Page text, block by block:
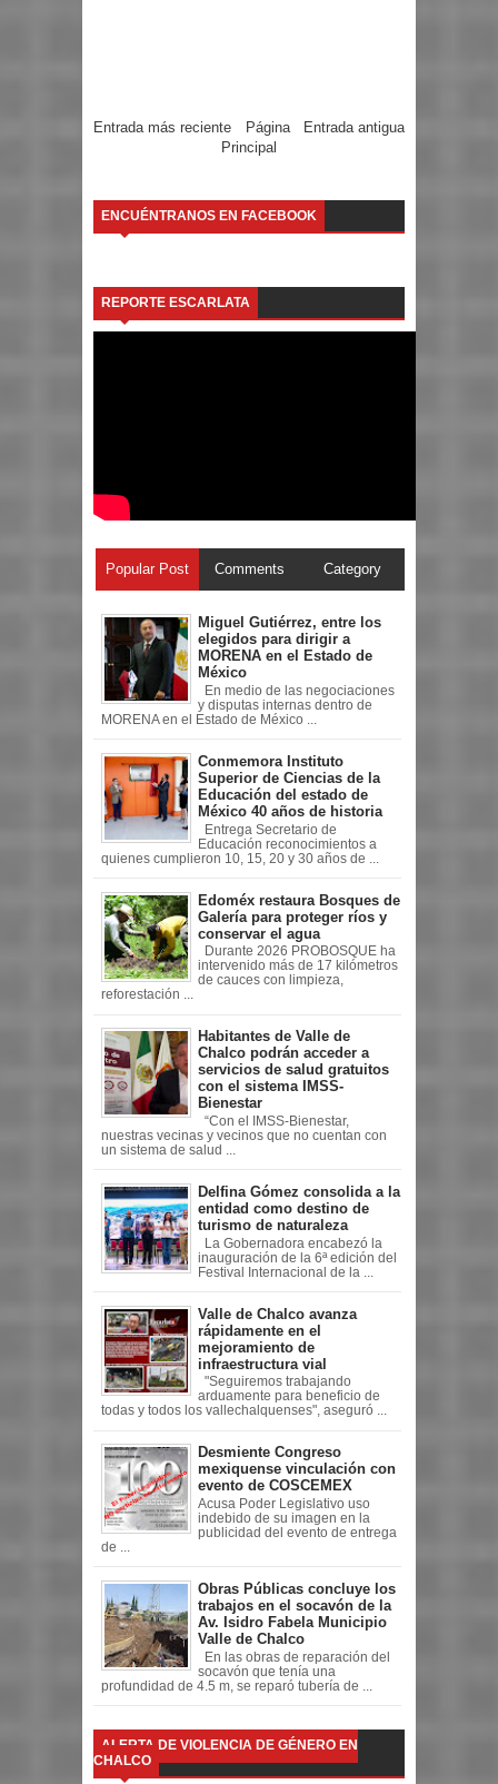
Entrada más reciente Entrada antigua
Página
Principal
ENCUÉNTRANOS EN FACEBOOK
REPORTE ESCARLATA
Popular Post Comments Category
Miguel Gutiérrez, entre los
elegidos para dirigir a
MORENA en el Estado de
México
En medio de las negociaciones
y disputas internas dentro de
MORENA en el Estado de México ...
Conmemora Instituto
Superior de Ciencias de la
Educación del estado de
México 40 años de historia
Entrega Secretario de
Educación reconocimientos a
quienes cumplieron 10, 15, 20 y 30 años de ...
Edoméx restaura Bosques de
Galería para proteger ríos y
conservar el agua
Durante 2026 PROBOSQUE ha
intervenido más de 17 kilómetros
de cauces con limpieza,
reforestación ...
Habitantes de Valle de
Chalco podrán acceder a
servicios de salud gratuitos
con el sistema IMSS-
Bienestar
“Con el IMSS-Bienestar,
nuestras vecinas y vecinos que no cuentan con
un sistema de salud ...
Delfina Gómez consolida a la
entidad como destino de
turismo de naturaleza
La Gobernadora encabezó la
inauguración de la 6ª edición del
Festival Internacional de la ...
Valle de Chalco avanza
rápidamente en el
mejoramiento de
infraestructura vial
"Seguiremos trabajando
arduamente para beneficio de
todas y todos los vallechalquenses", aseguró ...
Desmiente Congreso
mexiquense vinculación con
evento de COSCEMEX
Acusa Poder Legislativo uso
indebido de su imagen en la
publicidad del evento de entrega
de ...
Obras Públicas concluye los
trabajos en el socavón de la
Av. Isidro Fabela Municipio
Valle de Chalco
En las obras de reparación del
socavón que tenía una
profundidad de 4.5 m, se reparó tubería de ...
ALERTA DE VIOLENCIA DE GÉNERO EN
CHALCO